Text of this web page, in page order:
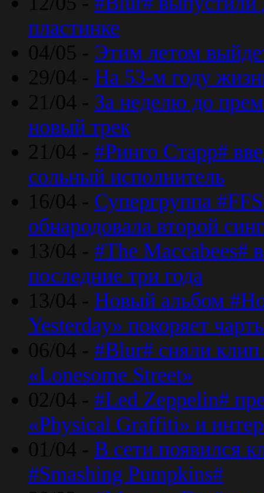
пластинке
04/05 - Этим летом
29/04 - На 53-м году
21/04 - За неделю до
новый трек
21/04 - #Ринго Старр#
сольный исполнитель
16/04 - Супергруппа
обнародовала второй
13/04 - #The Maccabees#
последние три года
13/04 - Новый альбом
Yesterday» покоряет
06/04 - #Blur# сняли клип
«Lonesome Street»
02/04 - #Led Zeppelin#
«Physical Graffiti» и
01/04 - В сети появился
#Smashing Pumpkins#